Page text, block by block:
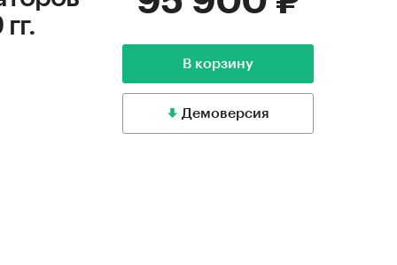
В корзину
Демоверсия